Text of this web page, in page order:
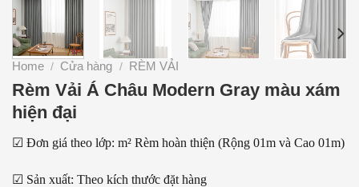
Home / Cửa hàng / RÈM VẢI
Rèm Vải Á Châu Modern Gray màu xám
hiện đại
☑ Đơn giá theo lớp: m² Rèm hoàn thiện (Rộng 01m và Cao 01m)
☑ Sản xuất: Theo kích thước đặt hàng